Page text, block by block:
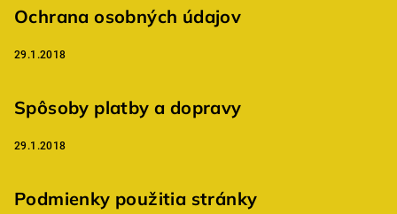
Ochrana osobných údajov
29.1.2018
Spôsoby platby a dopravy
29.1.2018
Podmienky použitia stránky